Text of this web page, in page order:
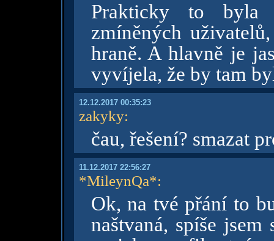
Prakticky to byla
zmíněných
hraně. A hlavně je
vyvíjela, že by tam
12.12.2017 00:35:23
zakyky:
čau, řešení? smazat
11.12.2017 22:56:27
*MileynQa*:
Ok, na tvé přání to
naštvaná, spíše